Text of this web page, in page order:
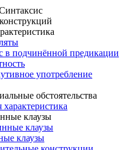
в подчинённой предикации
употребление
обстоятельства
клаузы
клаузы
клаузы